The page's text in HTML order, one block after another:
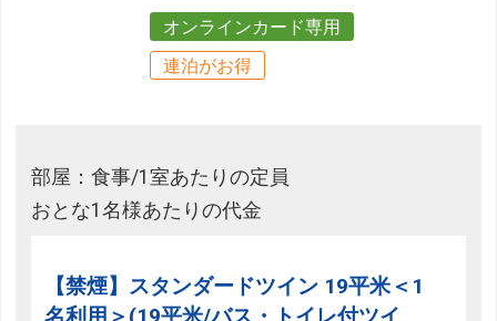
オンラインカード専用
連泊がお得
部屋：食事/1室あたりの定員
おとな1名様あたりの代金
【禁煙】スタンダードツイン 19平米＜1
名利用＞(19平米/バス・トイレ付ツイ